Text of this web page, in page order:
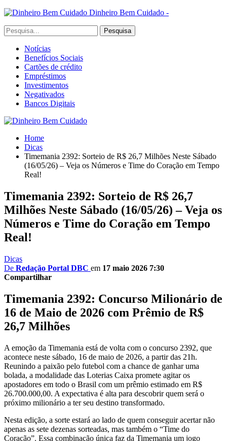
Dinheiro Bem Cuidado -
Notícias
Benefícios Sociais
Cartões de crédito
Empréstimos
Investimentos
Negativados
Bancos Digitais
Home
Dicas
Timemania 2392: Sorteio de R$ 26,7 Milhões Neste Sábado
(16/05/26) – Veja os Números e Time do Coração em Tempo
Real!
Timemania 2392: Sorteio de R$ 26,7
Milhões Neste Sábado (16/05/26) – Veja os
Números e Time do Coração em Tempo
Real!
Dicas
De Redação Portal DBC em 17 maio 2026 7:30
Compartilhar
Timemania 2392: Concurso Milionário de
16 de Maio de 2026 com Prêmio de R$
26,7 Milhões
A emoção da Timemania está de volta com o concurso 2392, que
acontece neste sábado, 16 de maio de 2026, a partir das 21h.
Reunindo a paixão pelo futebol com a chance de ganhar uma
bolada, a modalidade das Loterias Caixa promete agitar os
apostadores em todo o Brasil com um prêmio estimado em R$
26.700.000,00. A expectativa é alta para descobrir quem será o
próximo milionário a ter seu destino transformado.
Nesta edição, a sorte estará ao lado de quem conseguir acertar não
apenas as sete dezenas sorteadas, mas também o “Time do
Coração”. Essa combinação única faz da Timemania um jogo